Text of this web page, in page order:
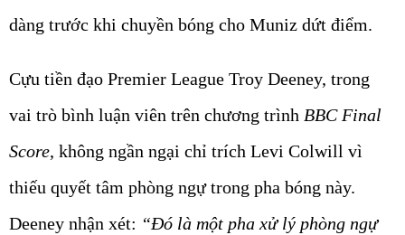
dàng trước khi chuyền bóng cho Muniz dứt điểm.
Cựu tiền đạo Premier League Troy Deeney, trong
vai trò bình luận viên trên chương trình BBC Final
Score, không ngần ngại chỉ trích Levi Colwill vì
thiếu quyết tâm phòng ngự trong pha bóng này.
Deeney nhận xét: “Đó là một pha xử lý phòng ngự